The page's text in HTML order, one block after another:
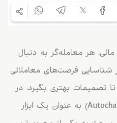
هر معامله‌گر به دنبال
شناسایی فرصت‌های معاملاتی
تصمیمات بهتری بگیرد. در
این راستا، اتوچارتیست (Autochartist) به عنوان یک ابزار